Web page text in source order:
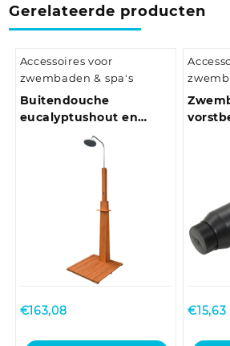
Gerelateerde producten
Accessoires voor
zwembaden & spa's
Buitendouche
eucalyptushout en
€163,08 €15,63